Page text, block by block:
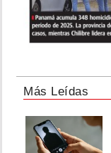
Más Leídas